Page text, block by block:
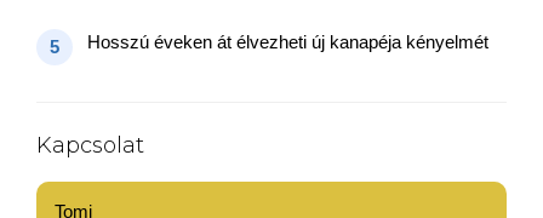
5 Hosszú éveken át élvezheti új kanapéja kényelmét
Kapcsolat
Tomi